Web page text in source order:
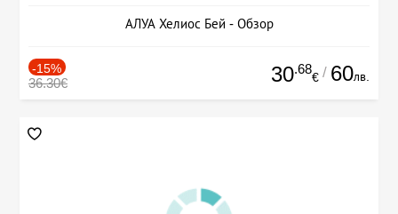
АЛУА Хелиос Бей - Обзор
-15%
36.30€ 30.68
€ / 60лв.